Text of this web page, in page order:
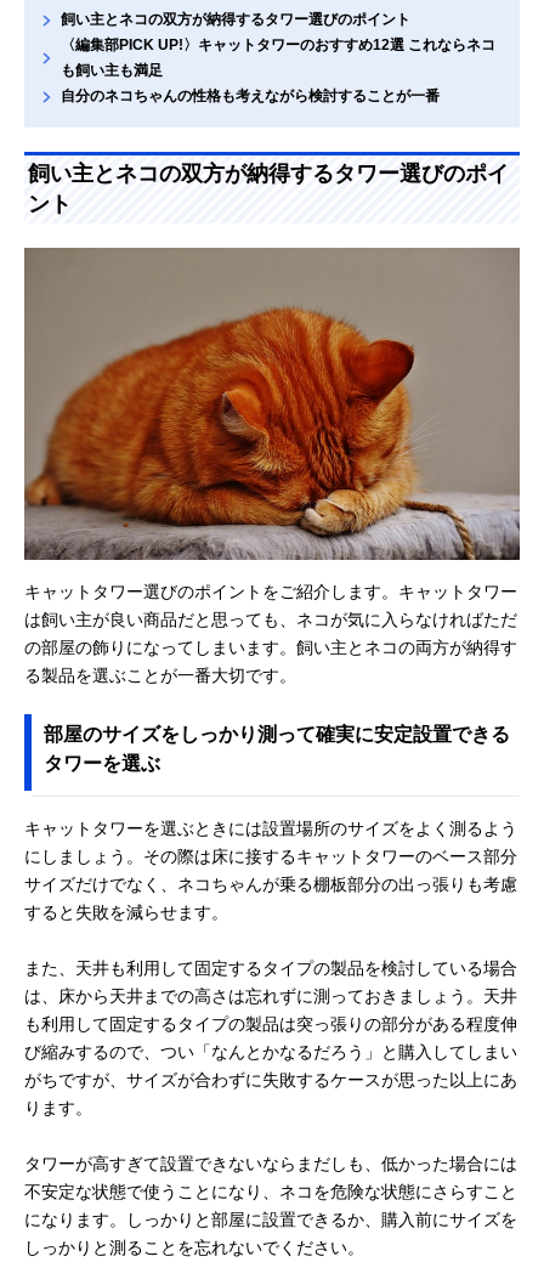
飼い主とネコの双方が納得するタワー選びのポイント
〈編集部PICK UP!〉キャットタワーのおすすめ12選 これならネコ
も飼い主も満足
自分のネコちゃんの性格も考えながら検討することが一番
飼い主とネコの双方が納得するタワー選びのポイ
ント
キャットタワー選びのポイントをご紹介します。キャットタワー
は飼い主が良い商品だと思っても、ネコが気に入らなければただ
の部屋の飾りになってしまいます。飼い主とネコの両方が納得す
る製品を選ぶことが一番大切です。
部屋のサイズをしっかり測って確実に安定設置できる
タワーを選ぶ
キャットタワーを選ぶときには設置場所のサイズをよく測るよう
にしましょう。その際は床に接するキャットタワーのベース部分
サイズだけでなく、ネコちゃんが乗る棚板部分の出っ張りも考慮
すると失敗を減らせます。
また、天井も利用して固定するタイプの製品を検討している場合
は、床から天井までの高さは忘れずに測っておきましょう。天井
も利用して固定するタイプの製品は突っ張りの部分がある程度伸
び縮みするので、つい「なんとかなるだろう」と購入してしまい
がちですが、サイズが合わずに失敗するケースが思った以上にあ
ります。
タワーが高すぎて設置できないならまだしも、低かった場合には
不安定な状態で使うことになり、ネコを危険な状態にさらすこと
になります。しっかりと部屋に設置できるか、購入前にサイズを
しっかりと測ることを忘れないでください。